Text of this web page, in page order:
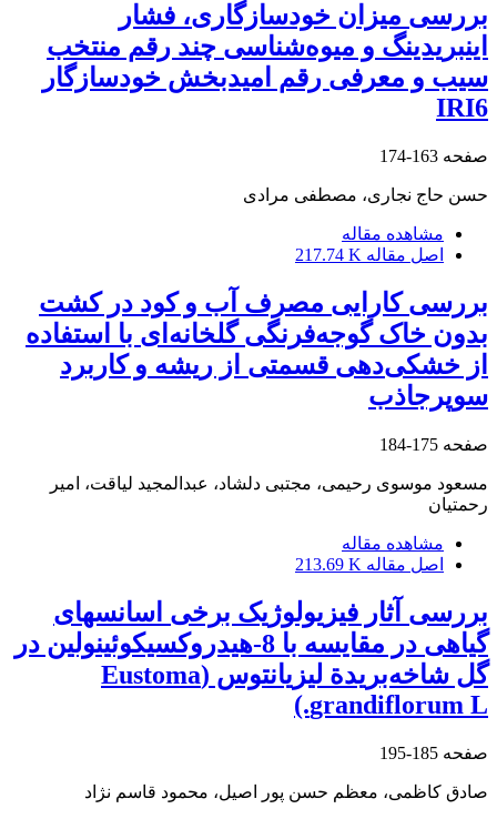
بررسی میزان خودسازگاری، فشار
اینبریدینگ و میوه‌شناسی چند رقم منتخب
سیب و معرفی رقم امیدبخش خودسازگار
IRI6
صفحه 163-174
حسن حاج نجاری، مصطفی مرادی
مشاهده مقاله
اصل مقاله 217.74 K
بررسی کارایی مصرف آب و کود در کشت
بدون خاک گوجه‌‏‌فرنگی گلخانه‏‌ای با استفاده
از خشکی‏‌دهی قسمتی از ریشه و کاربرد
سوپرجاذب
صفحه 175-184
مسعود موسوی رحیمی، مجتبی دلشاد، عبدالمجید لیاقت، امیر
رحمتیان
مشاهده مقاله
اصل مقاله 213.69 K
بررسی آثار فیزیولوژیک برخی اسانس‏های
گیاهی در مقایسه با 8-‌هیدروکسی‏کوئینولین در
گل شاخه‌بریدة لیزیانتوس (Eustoma
grandiflorum L.)
صفحه 185-195
صادق کاظمی، معظم حسن پور اصیل، محمود قاسم نژاد